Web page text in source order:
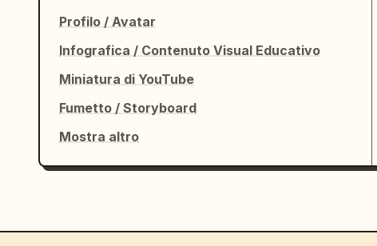
Profilo / Avatar
Infografica / Contenuto Visual Educativo
Miniatura di YouTube
Fumetto / Storyboard
Mostra altro